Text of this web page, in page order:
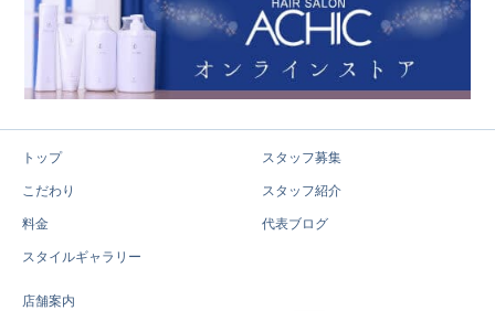
トップ
こだわり
料金
スタイルギャラリー
スタッフ募集
スタッフ紹介
代表ブログ
店舗案内